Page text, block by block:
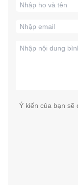
Ý kiến của bạn sẽ